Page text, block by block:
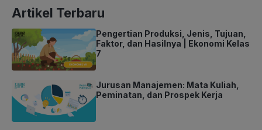
Artikel Terbaru
Pengertian Produksi, Jenis, Tujuan,
Faktor, dan Hasilnya | Ekonomi Kelas
7
Jurusan Manajemen: Mata Kuliah,
Peminatan, dan Prospek Kerja